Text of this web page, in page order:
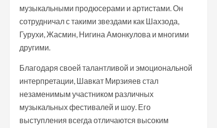
музыкальными продюсерами и артистами. Он
сотрудничал с такими звездами как Шахзода,
Гурухи, Жасмин, Нигина Амонкулова и многими
другими.
Благодаря своей талантливой и эмоциональной
интерпретации, Шавкат Мирзияев стал
незаменимым участником различных
музыкальных фестивалей и шоу. Его
выступления всегда отличаются высоким